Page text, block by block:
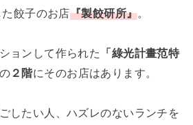
餃子のお店『製餃研所』。
ョンして作られた
「綠光計畫范特
２階にそのお店はあります。
したい人、ハズレのないランチを